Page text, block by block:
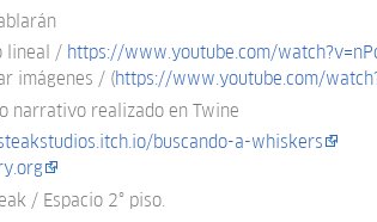
lineal / https://www.youtube.com/
imágenes / (https://www.youtube.com/
narrativo realizado en Twine
buscando-a-whiskers
/ Espacio 2° piso.